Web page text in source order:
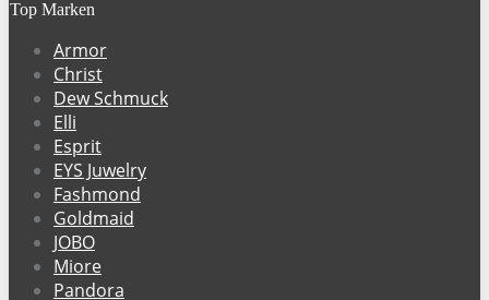
Top Marken
Armor
Christ
Dew Schmuck
Elli
Esprit
EYS Juwelry
Fashmond
Goldmaid
JOBO
Miore
Pandora